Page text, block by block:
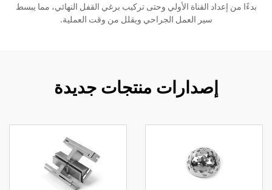
بدءًا من إعداد القناة الأولي وحتى تركيب برغي القفل النهائي، مما يبسط
سير العمل الجراحي ويقلل من وقت العملية.
إصدارات منتجات جديدة